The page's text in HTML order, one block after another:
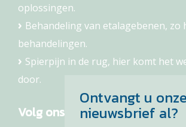
oplossingen.
Behandeling van etalagebenen, zo
behandelingen.
Spierpijn in de rug, hier komt het
door.
Volg ons
Ontvangt u onze
nieuwsbrief al?